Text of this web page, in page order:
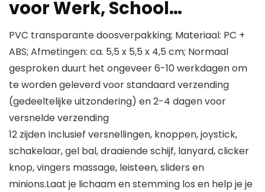
voor Werk, School…
PVC transparante doosverpakking; Materiaal: PC +
ABS; Afmetingen: ca. 5,5 x 5,5 x 4,5 cm; Normaal
gesproken duurt het ongeveer 6-10 werkdagen om
te worden geleverd voor standaard verzending
(gedeeltelijke uitzondering) en 2-4 dagen voor
versnelde verzending
12 zijden Inclusief versnellingen, knoppen, joystick,
schakelaar, gel bal, draaiende schijf, lanyard, clicker
knop, vingers massage, leisteen, sliders en
minions.Laat je lichaam en stemming los en help je je